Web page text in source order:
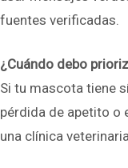
fuentes verificadas.
¿Cuándo debo
Si tu mascota tiene
pérdida de apetito o
una clínica